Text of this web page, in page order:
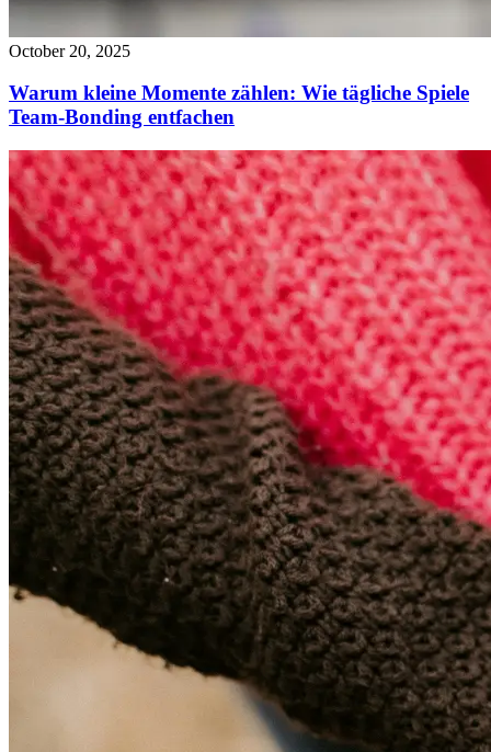
October 20, 2025
Warum kleine Momente zählen: Wie tägliche Spiele
Team-Bonding entfachen